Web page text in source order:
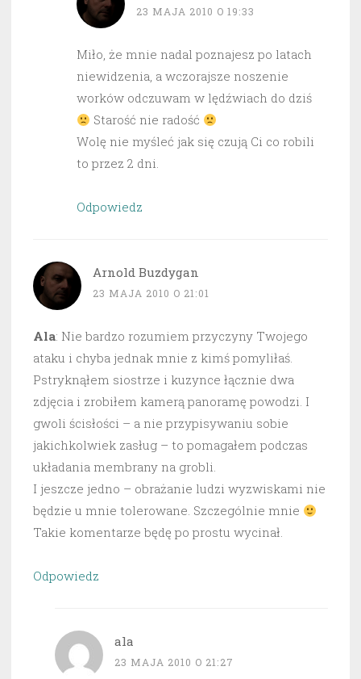
23 MAJA 2010 O 19:33
Miło, że mnie nadal poznajesz po latach
niewidzenia, a wczorajsze noszenie
worków odczuwam w lędźwiach do dziś
Starość nie radość
Wolę nie myśleć jak się czują Ci co robili
to przez 2 dni.
Odpowiedz
Arnold Buzdygan
23 MAJA 2010 O 21:01
Ala: Nie bardzo rozumiem przyczyny Twojego
ataku i chyba jednak mnie z kimś pomyliłaś.
Pstryknąłem siostrze i kuzynce łącznie dwa
zdjęcia i zrobiłem kamerą panoramę powodzi. I
gwoli ścisłości – a nie przypisywaniu sobie
jakichkolwiek zasług – to pomagałem podczas
układania membrany na grobli.
I jeszcze jedno – obrażanie ludzi wyzwiskami nie
będzie u mnie tolerowane. Szczególnie mnie
Takie komentarze będę po prostu wycinał.
Odpowiedz
ala
23 MAJA 2010 O 21:27